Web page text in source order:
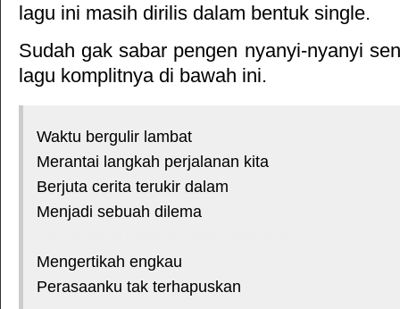
lagu ini masih dirilis dalam bentuk single.
Sudah gak sabar pengen nyanyi-nyanyi
lagu komplitnya di bawah ini.
Waktu bergulir lambat
Merantai langkah perjalanan kita
Berjuta cerita terukir dalam
Menjadi sebuah dilema
Mengertikah engkau
Perasaanku tak terhapuskan